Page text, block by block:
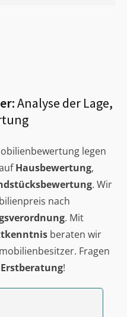
Analyse der Lage,
legen
Hausbewertung,
. Wir
nach
. Mit
beraten wir
Fragen
!